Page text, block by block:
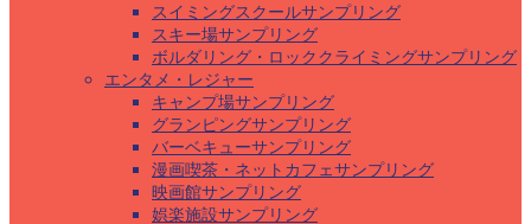
スイミングスクールサンプリング
スキー場サンプリング
ボルダリング・ロッククライミングサンプリング
エンタメ・レジャー
キャンプ場サンプリング
グランピングサンプリング
バーベキューサンプリング
漫画喫茶・ネットカフェサンプリング
映画館サンプリング
娯楽施設サンプリング